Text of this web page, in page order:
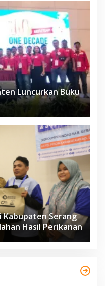
Luncurkan Buku
Kabupaten Serang
Hasil Perikanan